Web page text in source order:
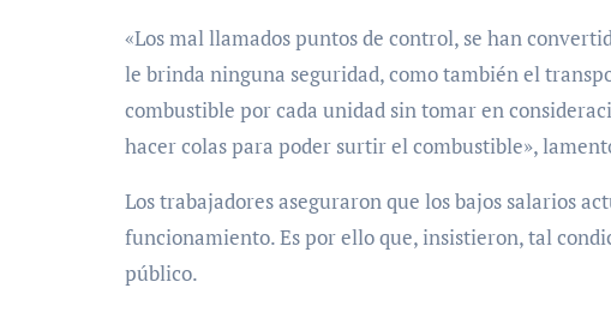
«Los mal llamados puntos de control, se han
le brinda ninguna seguridad, como también el
combustible por cada unidad sin tomar en
hacer colas para poder surtir el combustible»,
Los trabajadores aseguraron que los bajos salarios
funcionamiento. Es por ello que, insistieron, tal
público.